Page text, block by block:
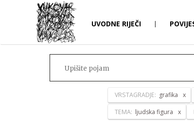
UVODNE RIJEČI |
VRSTAGRADJE: grafika
TEMA: ljudska figura